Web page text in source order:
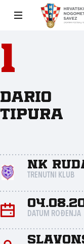
1
Dario
Tipura
NK
TRENUTNI KLUB
DATUM ROĐENJA